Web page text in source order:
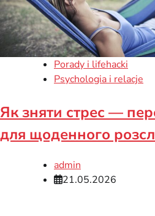
Porady i lifehacki
Psychologia i relacje
Як зняти стрес —
для щоденного
admin
21.05.2026